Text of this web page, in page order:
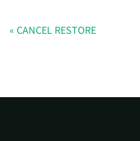
CANCEL RESTORE